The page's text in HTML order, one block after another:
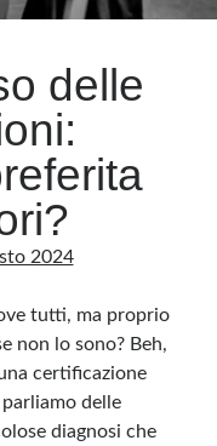
delle
2024
tutti, ma proprio
non lo sono? Beh,
certificazione
delle
diagnosi che